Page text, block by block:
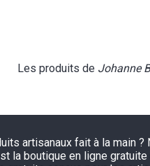
Les produits de Johanne